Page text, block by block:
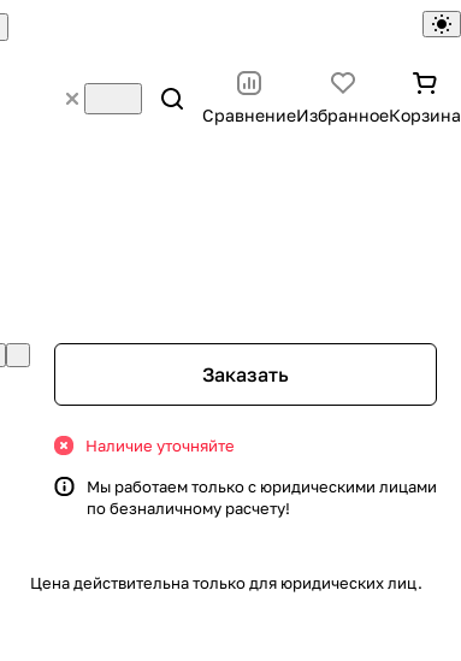
СравнениеИзбранноеКорзина
Заказать
Наличие уточняйте
Мы работаем только с юридическими лицами
по безналичному расчету!
Цена действительна только для юридических лиц.